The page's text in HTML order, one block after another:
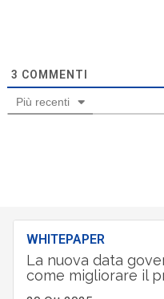
3 COMMENTI
Più recenti
WHITEPAPER
La nuova data
come migliorare il